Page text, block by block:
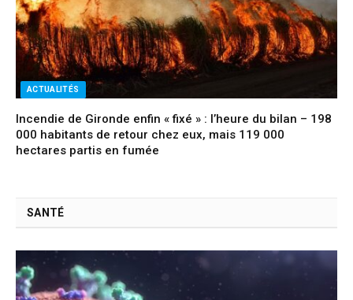
ACTUALITÉS
Incendie de Gironde enfin « fixé » : l’heure du bilan – 198
000 habitants de retour chez eux, mais 119 000
hectares partis en fumée
SANTÉ